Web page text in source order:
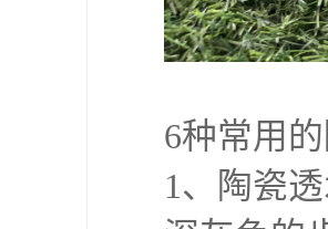
6种常用
1、陶瓷